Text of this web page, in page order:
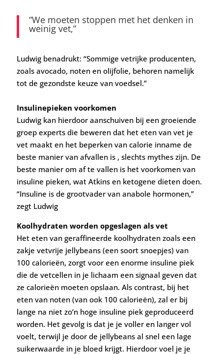
“We moeten stoppen met het denken in
weinig vet,”
Ludwig benadrukt: “Sommige vetrijke producenten,
zoals avocado, noten en olijfolie, behoren namelijk
tot de gezondste keuze van voedsel.”
Insulinepieken voorkomen
Ludwig kan hierdoor aanschuiven bij een groeiende
groep experts die beweren dat het eten van vet je
vet maakt en het beperken van calorie inname de
beste manier van afvallen is , slechts mythes zijn. De
beste manier om af te vallen is het voorkomen van
insuline pieken, wat Atkins en ketogene dieten doen.
“Insuline is de grootvader van anabole hormonen,”
zegt Ludwig
Koolhydraten worden opgeslagen als vet
Het eten van geraffineerde koolhydraten zoals een
zakje vetvrije jellybeans (een soort snoepjes) van
100 calorieën, zorgt voor een enorme insuline piek
die de vetcellen in je lichaam een signaal geven dat
ze calorieën moeten opslaan. Als contrast, bij het
eten van noten (van ook 100 calorieën), zal er bij
lange na niet zo’n hoge insuline piek geproduceerd
worden. Het gevolg is dat je je voller en langer vol
voelt, terwijl je door de jellybeans al snel een lage
suikerwaarde in je bloed krijgt. Hierdoor voel je je